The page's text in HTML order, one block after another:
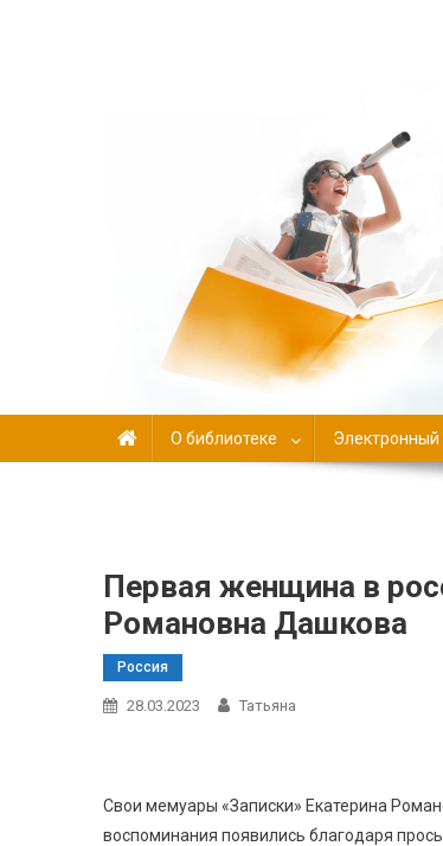
О библиотеке Электронный
Первая женщина в
Романовна Дашкова
Россия
28.03.2023 Татьяна
Свои мемуары «Записки» Екатерина
воспоминания появились благодаря